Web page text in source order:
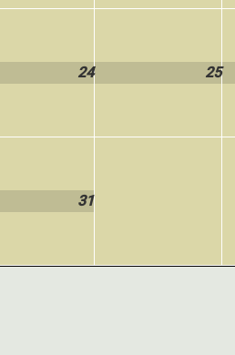
24 25
31